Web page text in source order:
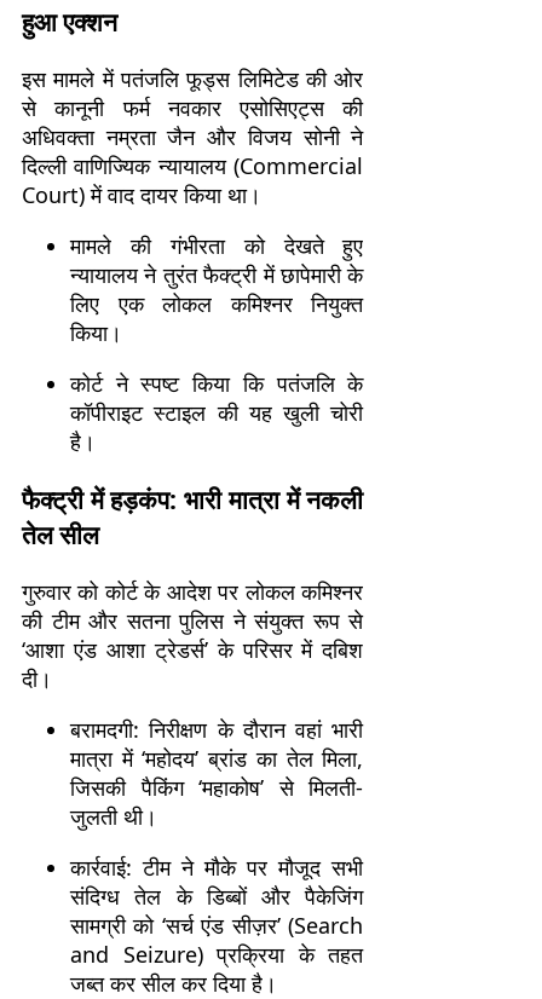
हुआ एक्शन
इस मामले में पतंजलि फूड्स लिमिटेड की ओर
से कानूनी फर्म नवकार एसोसिएट्स की
अधिवक्ता नम्रता जैन और विजय सोनी ने
दिल्ली वाणिज्यिक न्यायालय (Commercial
Court) में वाद दायर किया था।
मामले की गंभीरता को देखते हुए
न्यायालय ने तुरंत फैक्ट्री में छापेमारी के
लिए एक लोकल कमिश्नर नियुक्त
किया।
कोर्ट ने स्पष्ट किया कि पतंजलि के
कॉपीराइट स्टाइल की यह खुली चोरी
है।
फैक्ट्री में हड़कंप: भारी मात्रा में नकली
तेल सील
गुरुवार को कोर्ट के आदेश पर लोकल कमिश्नर
की टीम और सतना पुलिस ने संयुक्त रूप से
‘आशा एंड आशा ट्रेडर्स’ के परिसर में दबिश
दी।
बरामदगी: निरीक्षण के दौरान वहां भारी
मात्रा में ‘महोदय’ ब्रांड का तेल मिला,
जिसकी पैकिंग ‘महाकोष’ से मिलती-
जुलती थी।
कार्रवाई: टीम ने मौके पर मौजूद सभी
संदिग्ध तेल के डिब्बों और पैकेजिंग
सामग्री को ‘सर्च एंड सीज़र’ (Search
and Seizure) प्रक्रिया के तहत
जब्त कर सील कर दिया है।